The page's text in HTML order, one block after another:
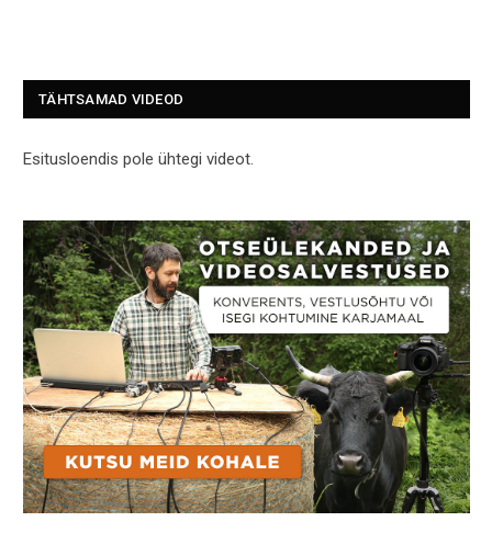
TÄHTSAMAD VIDEOD
Esitusloendis pole ühtegi videot.